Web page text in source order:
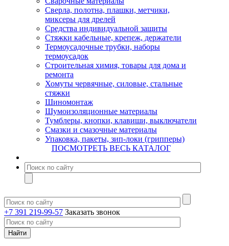
Сверла, полотна, плашки, метчики,
миксеры для дрелей
Средства индивидуальной защиты
Стяжки кабельные, крепеж, держатели
Термоусадочные трубки, наборы
термоусадок
Строительная химия, товары для дома и
ремонта
Хомуты червячные, силовые, стальные
стяжки
Шиномонтаж
Шумоизоляционные материалы
Тумблеры, кнопки, клавиши, выключатели
Смазки и смазочные материалы
Упаковка, пакеты, зип-локи (грипперы)
ПОСМОТРЕТЬ ВЕСЬ КАТАЛОГ
+7 391 219-99-57 Заказать звонок